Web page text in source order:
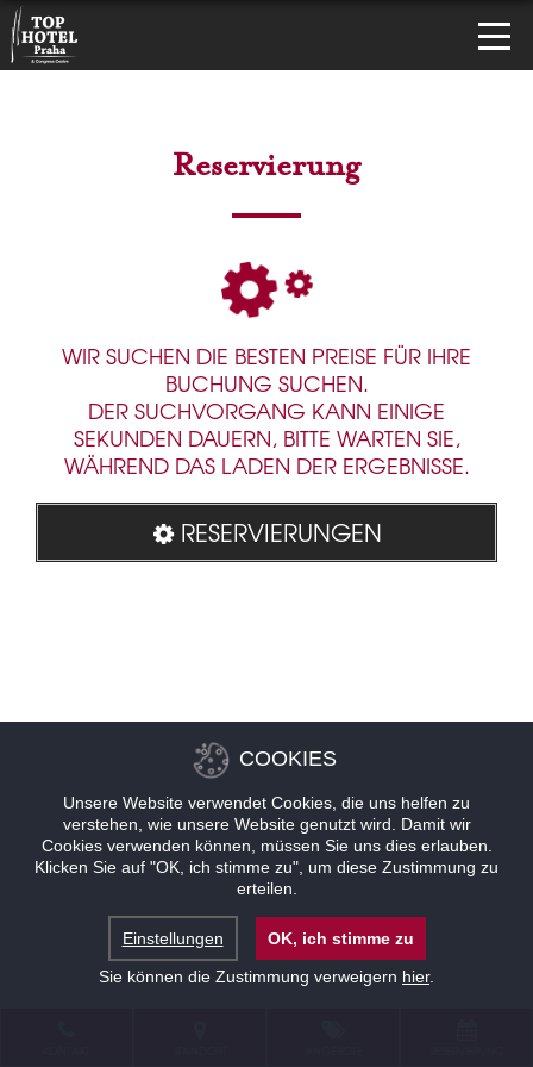
Reservierung
WIR SUCHEN DIE BESTEN PREISE FÜR IHRE
BUCHUNG SUCHEN.
DER SUCHVORGANG KANN EINIGE
SEKUNDEN DAUERN, BITTE WARTEN SIE,
WÄHREND DAS LADEN DER ERGEBNISSE.
RESERVIERUNGEN
COOKIES
Unsere Website verwendet Cookies, die uns helfen zu
verstehen, wie unsere Website genutzt wird. Damit wir
Cookies verwenden können, müssen Sie uns dies erlauben.
Klicken Sie auf "OK, ich stimme zu", um diese Zustimmung zu
erteilen.
Einstellungen
OK, ich stimme zu
Sie können die Zustimmung verweigern hier.